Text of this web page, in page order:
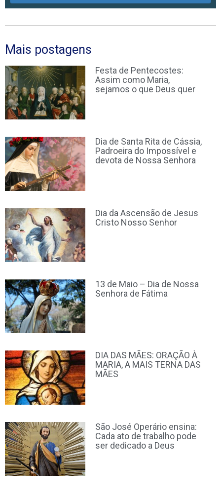
Mais postagens
Festa de Pentecostes:
Assim como Maria,
sejamos o que Deus quer
Dia de Santa Rita de Cássia,
Padroeira do Impossível e
devota de Nossa Senhora
Dia da Ascensão de Jesus
Cristo Nosso Senhor
13 de Maio – Dia de Nossa
Senhora de Fátima
DIA DAS MÃES: ORAÇÃO À
MARIA, A MAIS TERNA DAS
MÃES
São José Operário ensina:
Cada ato de trabalho pode
ser dedicado a Deus